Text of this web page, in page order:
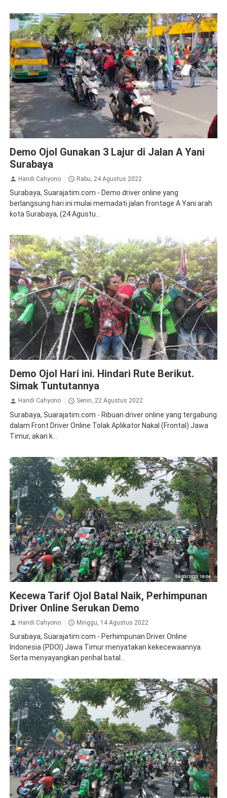
Demo Ojol Gunakan 3 Lajur di Jalan A Yani
Surabaya
Handi Cahyono Rabu, 24 Agustus 2022
Surabaya, Suarajatim.com - Demo driver online yang
berlangsung hari ini mulai memadati jalan frontage A Yani arah
kota Surabaya, (24 Agustu...
Demo Ojol Hari ini. Hindari Rute Berikut.
Simak Tuntutannya
Handi Cahyono Senin, 22 Agustus 2022
Surabaya, Suarajatim.com - Ribuan driver online yang tergabung
dalam Front Driver Online Tolak Aplikator Nakal (Frontal) Jawa
Timur, akan k...
Kecewa Tarif Ojol Batal Naik, Perhimpunan
Driver Online Serukan Demo
Handi Cahyono Minggu, 14 Agustus 2022
Surabaya, Suarajatim.com - Perhimpunan Driver Online
Indonesia (PDOI) Jawa Timur menyatakan kekecewaannya.
Serta menyayangkan perihal batal...